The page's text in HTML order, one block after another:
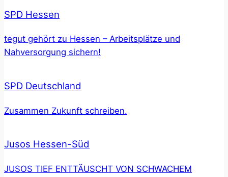
SPD Hessen
tegut gehört zu Hessen – Arbeitsplätze und
Nahversorgung sichern!
SPD Deutschland
Zusammen Zukunft schreiben.
Jusos Hessen-Süd
JUSOS TIEF ENTTÄUSCHT VON SCHWACHEM